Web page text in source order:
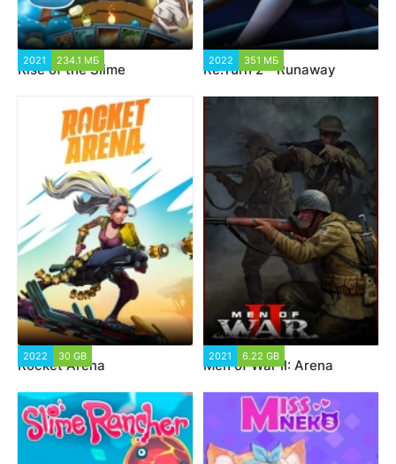
2021 234.1 МБ
Rise of the Slime
2022 351 МБ
Re:Turn 2 - Runaway
2022 30 GB
Rocket Arena
2021 6.22 GB
Men of War II: Arena